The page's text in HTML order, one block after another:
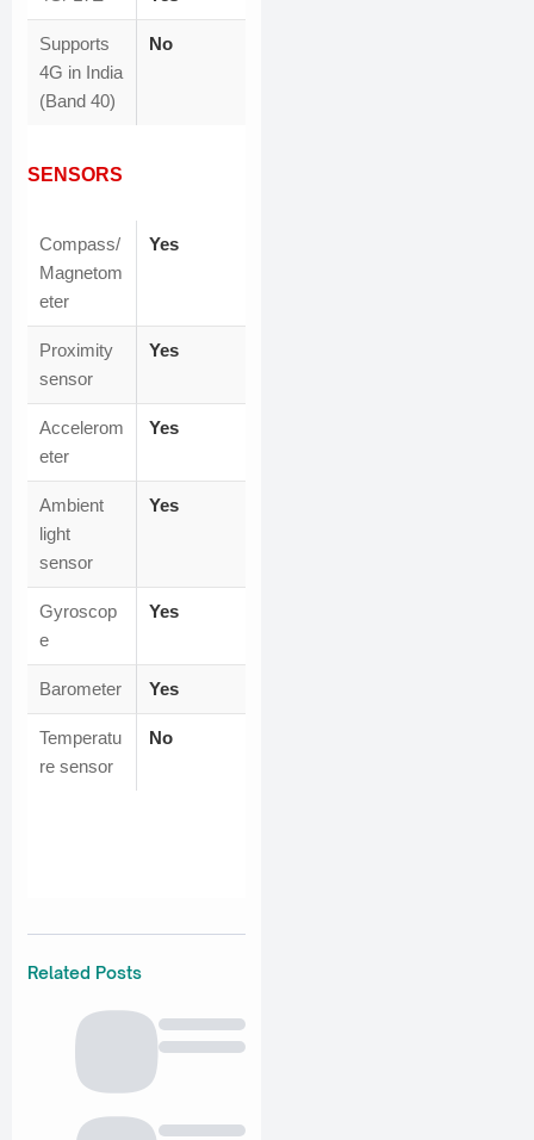
Supports
4G in India
(Band 40)
No
SENSORS
Compass/
Magnetom
eter
Yes
Proximity
sensor
Yes
Accelerom
eter
Yes
Ambient
light
sensor
Yes
Gyroscop
e
Yes
Barometer Yes
Temperatu
re sensor
No
Related Posts